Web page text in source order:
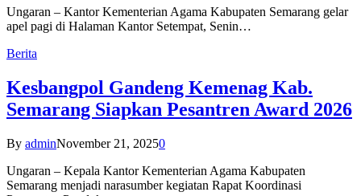
Ungaran – Kantor Kementerian Agama Kabupaten Semarang gelar
apel pagi di Halaman Kantor Setempat, Senin…
Berita
Kesbangpol Gandeng Kemenag Kab.
Semarang Siapkan Pesantren Award 2026
By adminNovember 21, 20250
Ungaran – Kepala Kantor Kementerian Agama Kabupaten
Semarang menjadi narasumber kegiatan Rapat Koordinasi